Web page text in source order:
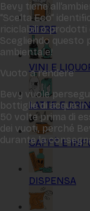
BIRRE
VINI E
LATTE E
CAFFÈ E
DISPENSA
Bevy tiene
“Scelta Eco“
riciclabili o prodotti
Scegliendo questo
ambientale!
Vuoto a rendere
Bevy vuole
bottiglie di acqua
50 volte prima di
dei vuoti, perché
durante la